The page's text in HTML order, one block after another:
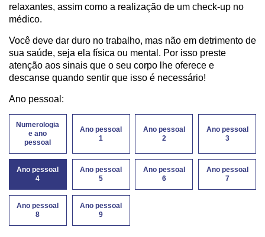
relaxantes, assim como a realização de um check-up no
médico.
Você deve dar duro no trabalho, mas não em detrimento de
sua saúde, seja ela física ou mental. Por isso preste
atenção aos sinais que o seu corpo lhe oferece e
descanse quando sentir que isso é necessário!
Ano pessoal:
Numerologia
e ano
pessoal
Ano pessoal
1
Ano pessoal
2
Ano pessoal
3
Ano pessoal
4
Ano pessoal
5
Ano pessoal
6
Ano pessoal
7
Ano pessoal
8
Ano pessoal
9